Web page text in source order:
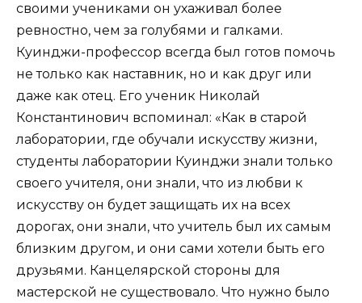
своими учениками он ухаживал более
ревностно, чем за голубями и галками.
Куинджи-профессор всегда был готов помочь
не только как наставник, но и как друг или
даже как отец. Его ученик Николай
Константинович вспоминал: «Как в старой
лаборатории, где обучали искусству жизни,
студенты лаборатории Куинджи знали только
своего учителя, они знали, что из любви к
искусству он будет защищать их на всех
дорогах, они знали, что учитель был их самым
близким другом, и они сами хотели быть его
друзьями. Канцелярской стороны для
мастерской не существовало. Что нужно было